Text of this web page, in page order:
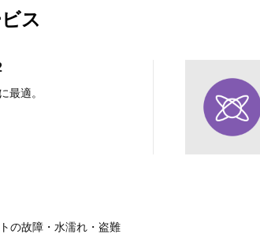
ス
最適。
の故障・水濡れ・盗難